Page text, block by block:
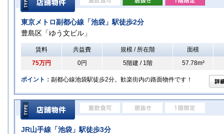
東京メトロ副都心線「池袋」駅徒歩2分
豊島区「ゆう文ビル」
賃料 共益費 規模 / 所在階
面積
75万円
0円 5階建 / 1階 57.78m²
ポイント： 副都心線池袋駅徒歩2分。歓楽街内の路面物件です！
JR山手線「池袋」駅徒歩3分